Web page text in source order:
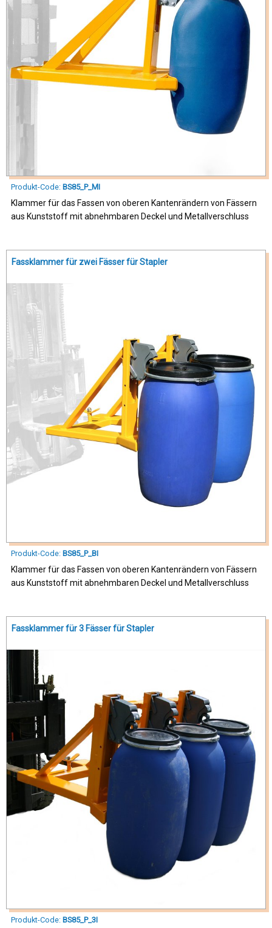
Produkt-Code: BS85_P_MI
Klammer für das Fassen von oberen Kantenrändern von Fässern
aus Kunststoff mit abnehmbaren Deckel und Metallverschluss
Fassklammer für zwei Fässer für Stapler
Produkt-Code: BS85_P_BI
Klammer für das Fassen von oberen Kantenrändern von Fässern
aus Kunststoff mit abnehmbaren Deckel und Metallverschluss
Fassklammer für 3 Fässer für Stapler
Produkt-Code: BS85_P_3I